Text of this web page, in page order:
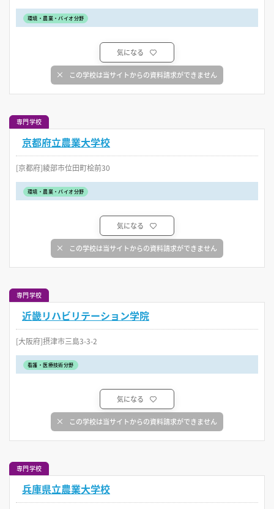
環境・農業・バイオ分野
気になる
この学校は当サイトからの資料請求ができません
専門学校
京都府立農業大学校
[京都府]綾部市位田町桧前30
環境・農業・バイオ分野
気になる
この学校は当サイトからの資料請求ができません
専門学校
近畿リハビリテーション学院
[大阪府]摂津市三島3-3-2
看護・医療技術分野
気になる
この学校は当サイトからの資料請求ができません
専門学校
兵庫県立農業大学校